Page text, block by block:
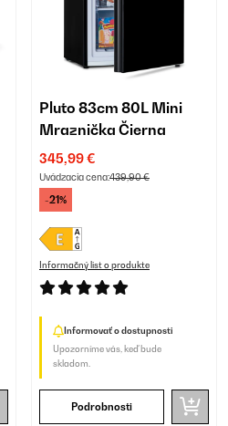
Pluto 83cm 80L Mini
Mraznička Čierna
345,99 €
Uvádzacia cena:439,90 €
-21%
Informačný list o produkte
Informovať o dostupnosti
Upozorníme vás, keď bude
skladom.
Podrobnosti